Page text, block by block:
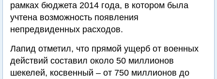
рамках бюджета 2014 года, в котором была
учтена возможность появления
непредвиденных расходов.
Лапид отметил, что прямой ущерб от военных
действий составил около 50 миллионов
шекелей, косвенный – от 750 миллионов до